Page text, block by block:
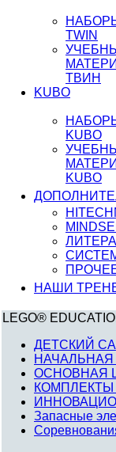
TWIN
ТВИН
KUBO
KUBO
KUBO
НАШИ
LEGO®
ДЕТСКИЙ
ОСНОВНАЯ
Запасные